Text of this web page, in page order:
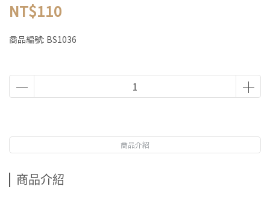
NT$110
商品編號: BS1036
商品介紹
商品介紹